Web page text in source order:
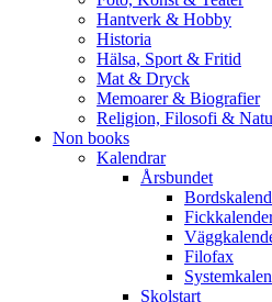
Hantverk & Hobby
Historia
Hälsa, Sport & Fritid
Mat & Dryck
Memoarer & Biografier
Religion, Filosofi &
Non books
Kalendrar
Årsbundet
Filofax
Skolstart